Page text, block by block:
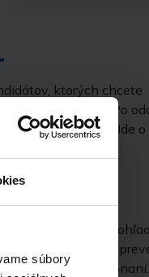
súbory
ktorých chcete
kontaktné údaje. Po
prijatia žiadosti. Ide o
náš recruiter
u kandidáta
na výberovom konaní.